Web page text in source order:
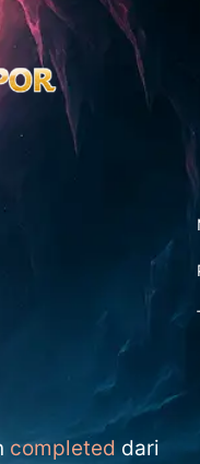
completed dari